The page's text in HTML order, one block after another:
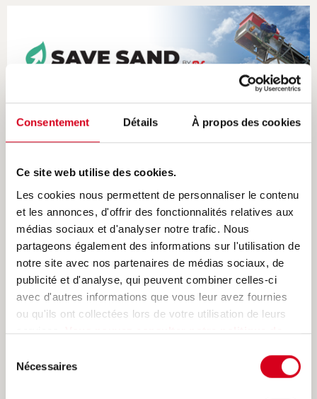
Consentement Détails À propos des cookies
Ce site web utilise des cookies.
Les cookies nous permettent de personnaliser le contenu
et les annonces, d'offrir des fonctionnalités relatives aux
médias sociaux et d'analyser notre trafic. Nous
partageons également des informations sur l'utilisation de
notre site avec nos partenaires de médias sociaux, de
publicité et d'analyse, qui peuvent combiner celles-ci
avec d'autres informations que vous leur avez fournies
ou qu'ils ont collectées lors de votre utilisation de leurs
services.Vous pouvez consulter notre politique de
Nécessaires
SAVE SAND s’installe en Belgique
PUBLIÉ LE09/10/2024
[...]
LIRE LA SUITE
RECYCLAGE